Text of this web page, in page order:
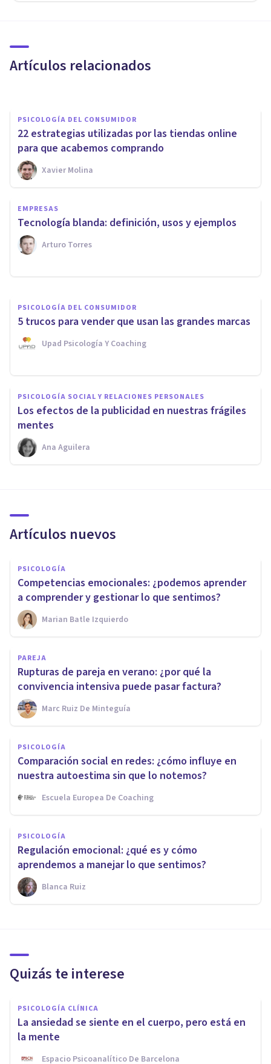
Artículos relacionados
mucho futuro
PSICOLOGÍA DEL CONSUMIDOR
22 estrategias utilizadas por las tiendas online
para que acabemos comprando
Xavier Molina
EMPRESAS
Tecnología blanda: definición, usos y ejemplos
Arturo Torres
PSICOLOGÍA DEL CONSUMIDOR
Los 28 tipos de publicidad:
distintas formas de anunciar
un producto
PSICOLOGÍA DEL CONSUMIDOR
5 trucos para vender que usan las grandes marcas
Upad Psicología Y Coaching
PSICOLOGÍA SOCIAL Y RELACIONES PERSONALES
Los efectos de la publicidad en nuestras frágiles
mentes
Ana Aguilera
Artículos nuevos
PSICOLOGÍA
Competencias emocionales: ¿podemos aprender
a comprender y gestionar lo que sentimos?
Marian Batle Izquierdo
PAREJA
Rupturas de pareja en verano: ¿por qué la
convivencia intensiva puede pasar factura?
Marc Ruiz De Minteguía
PSICOLOGÍA
Comparación social en redes: ¿cómo influye en
nuestra autoestima sin que lo notemos?
Escuela Europea De Coaching
PSICOLOGÍA
Regulación emocional: ¿qué es y cómo
aprendemos a manejar lo que sentimos?
Blanca Ruiz
Quizás te interese
PSICOLOGÍA CLÍNICA
La ansiedad se siente en el cuerpo, pero está en
la mente
Espacio Psicoanalítico De Barcelona